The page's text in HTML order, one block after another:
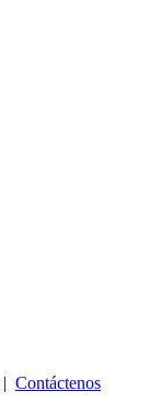
| Contáctenos